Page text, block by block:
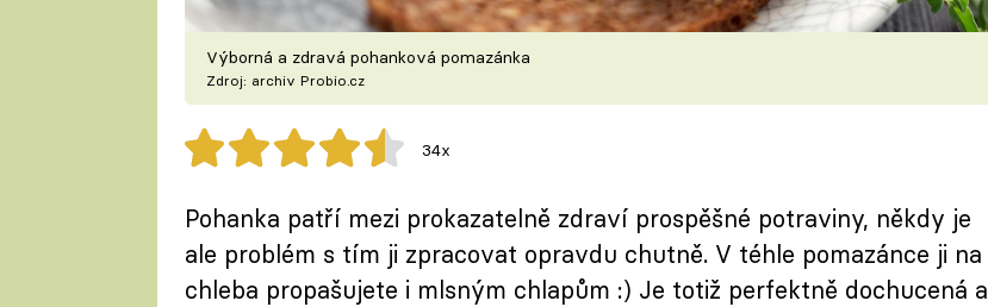
Výborná a zdravá pohanková pomazánka
Zdroj: archiv Probio.cz
34x
Pohanka patří mezi prokazatelně zdraví prospěšné potraviny, někdy je
ale problém s tím ji zpracovat opravdu chutně. V téhle pomazánce ji na
chleba propašujete i mlsným chlapům :) Je totiž perfektně dochucená a